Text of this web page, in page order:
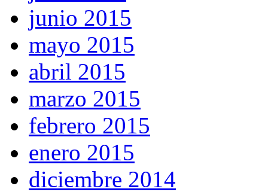
junio 2015
mayo 2015
abril 2015
marzo 2015
febrero 2015
enero 2015
diciembre 2014